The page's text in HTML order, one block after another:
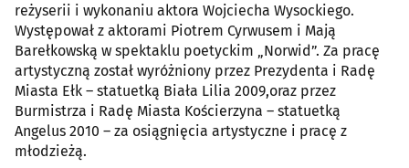
reżyserii i wykonaniu aktora Wojciecha Wysockiego.
Występował z aktorami Piotrem Cyrwusem i Mają
Barełkowską w spektaklu poetyckim „Norwid”. Za pracę
artystyczną został wyróżniony przez Prezydenta i Radę
Miasta Ełk – statuetką Biała Lilia 2009,oraz przez
Burmistrza i Radę Miasta Kościerzyna – statuetką
Angelus 2010 – za osiągnięcia artystyczne i pracę z
młodzieżą.